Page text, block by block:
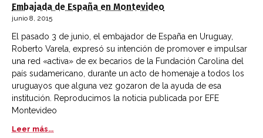
Embajada de España en Montevideo
junio 8, 2015
El pasado 3 de junio, el embajador de España en Uruguay,
Roberto Varela, expresó su intención de promover e impulsar
una red «activa» de ex becarios de la Fundación Carolina del
país sudamericano, durante un acto de homenaje a todos los
uruguayos que alguna vez gozaron de la ayuda de esa
institución. Reproducimos la noticia publicada por EFE
Montevideo
Leer más...